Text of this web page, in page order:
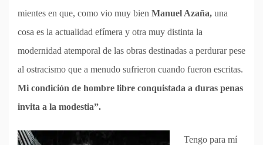
mientes en que, como vio muy bien Manuel Azaña, una
cosa es la actualidad efímera y otra muy distinta la
modernidad atemporal de las obras destinadas a perdurar pese
al ostracismo que a menudo sufrieron cuando fueron escritas.
Mi condición de hombre libre conquistada a duras penas
invita a la modestia”.
Tengo para mí